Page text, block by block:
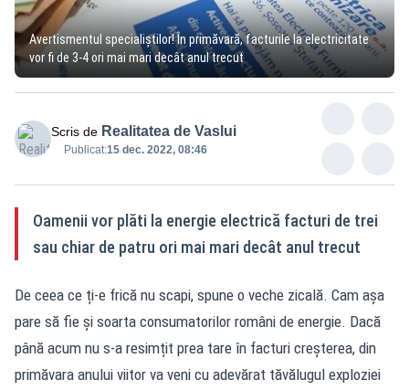
Avertismentul specialiștilor! În primăvară, facturile la electricitate
vor fi de 3-4 ori mai mari decât anul trecut
Scris de Realitatea de Vaslui
Publicat:15 dec. 2022, 08:46
Oamenii vor plăti la energie electrică facturi de trei
sau chiar de patru ori mai mari decât anul trecut
De ceea ce ți-e frică nu scapi, spune o veche zicală. Cam așa
pare să fie și soarta consumatorilor români de energie. Dacă
până acum nu s-a resimțit prea tare în facturi creșterea, din
primăvara anului viitor va veni cu adevărat tăvălugul exploziei